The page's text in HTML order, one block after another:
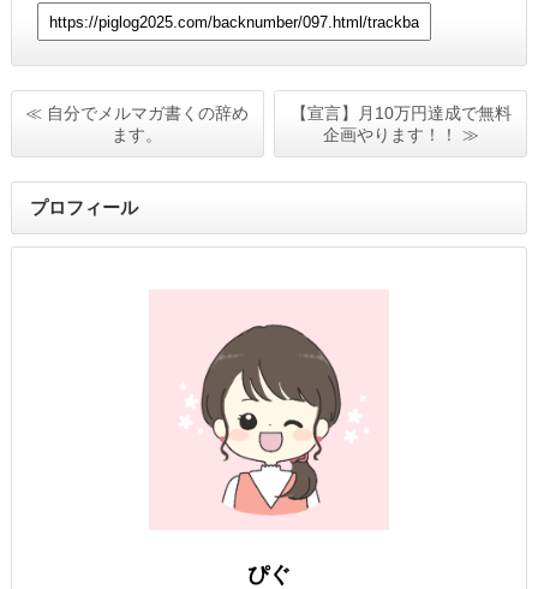
≪ 自分でメルマガ書くの辞め
ます。
【宣言】月10万円達成で無料
企画やります！！ ≫
プロフィール
ぴぐ